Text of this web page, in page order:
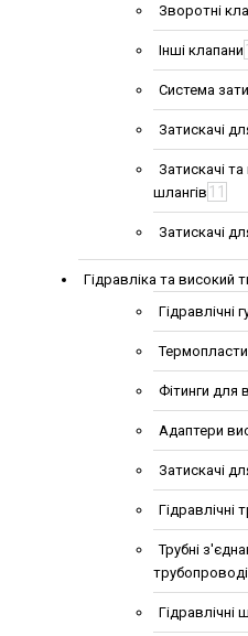
Зворотні
Інші клапани
Система
Затискачі
Затискачі
шлангів 11
Затискачі
Гідравліка та високий
Гідравлічні
Фітинги для
Адаптери
Затискачі
Гідравлічні
Трубні
Гідравлічні